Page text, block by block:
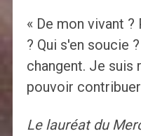
« De mon vivant
? Qui s'en soucie
changent. Je suis
pouvoir
Le lauréat du